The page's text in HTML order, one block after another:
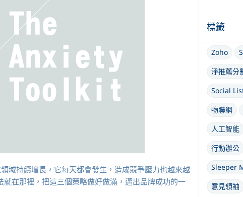
域持續增長，它每天都會發生，造成競爭壓力也越來越
在那裡，把這三個策略做好做滿，邁出品牌成功的一
標籤
Zoho
淨推薦分
Social
物聯網
人工智能
行動辦公
Sleeper
意見領袖